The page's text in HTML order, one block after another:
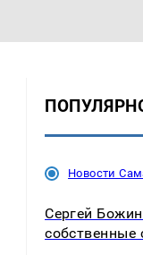
Новости
Сергей